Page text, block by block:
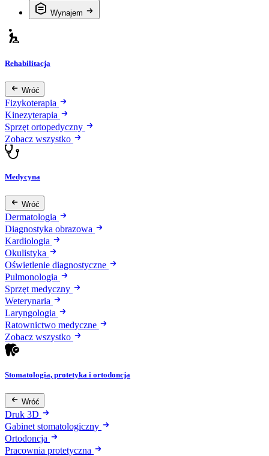
Wynajem
Rehabilitacja
Wróć
Fizykoterapia
Kinezyterapia
Sprzęt ortopedyczny
Zobacz wszystko
Medycyna
Wróć
Dermatologia
Diagnostyka obrazowa
Kardiologia
Okulistyka
Oświetlenie diagnostyczne
Pulmonologia
Sprzęt medyczny
Weterynaria
Laryngologia
Ratownictwo medyczne
Zobacz wszystko
Stomatologia, protetyka i ortodoncja
Wróć
Druk 3D
Gabinet stomatologiczny
Ortodoncja
Pracownia protetyczna